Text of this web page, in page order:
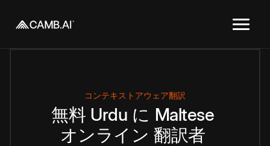
コンテキストアウェア翻訳
無料 Urdu に Maltese
オンライン 翻訳者